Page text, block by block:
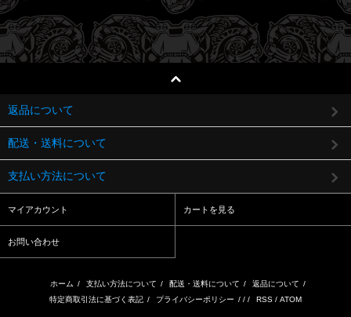
返品について
配送・送料について
支払い方法について
マイアカウント カートを見る
お問い合わせ
ホーム / 支払い方法について / 配送・送料について / 返品について /
特定商取引法に基づく表記 / プライバシーポリシー / / / RSS / ATOM